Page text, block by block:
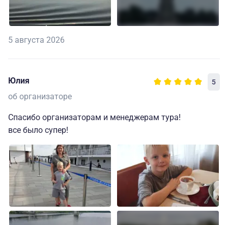
5 августа 2026
Юлия 5
об организаторе
Спасибо организаторам и менеджерам тура!
все было супер!